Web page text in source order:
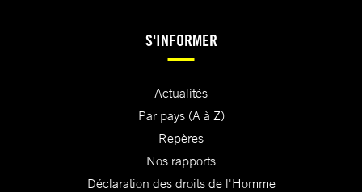
S'INFORMER
Actualités
Par pays (A à Z)
Repères
Nos rapports
Déclaration des droits de l'Homme